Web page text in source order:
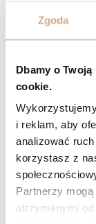
Zgoda
Dbamy o
cookie.
i reklam, aby
analizować
korzystasz z
Partnerzy
otrzymanymi
Jak
Jak i czym
Sprawdź porady,
zakończy się
Czytaj więcej